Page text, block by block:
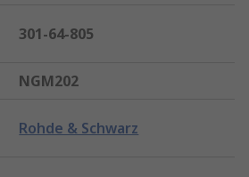
301-64-805
NGM202
Rohde & Schwarz